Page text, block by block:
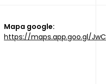
Mapa google:
https://maps.app.goo.gl/